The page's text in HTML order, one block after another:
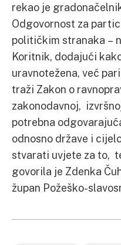
rekao je
Odgovornost za
političkim stranaka –
Koritnik, dodajući
uravnotežena, već
traži Zakon o
zakonodavnoj,
potrebna
odnosno države i
stvarati uvjete za to,
govorila je Zdenka
župan Požeško-